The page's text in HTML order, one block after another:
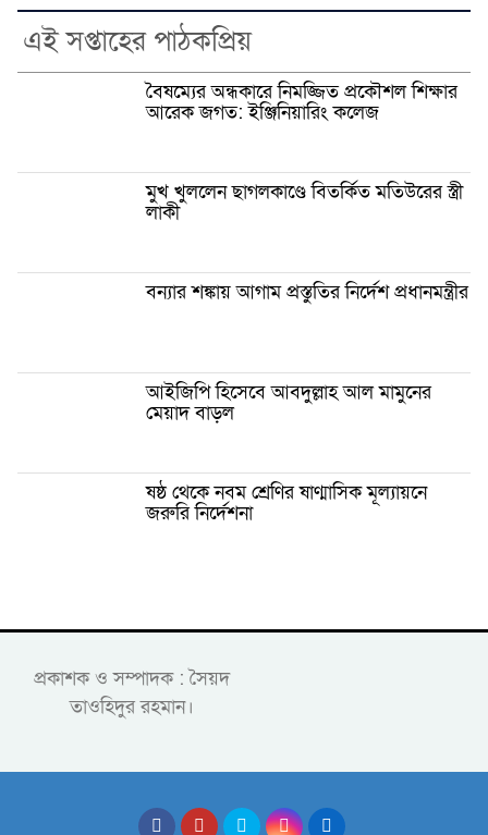
এই সপ্তাহের পাঠকপ্রিয়
বৈষম্যের অন্ধকারে নিমজ্জিত প্রকৌশল শিক্ষার
আরেক জগত: ইঞ্জিনিয়ারিং কলেজ
মুখ খুললেন ছাগলকাণ্ডে বিতর্কিত মতিউরের স্ত্রী
লাকী
বন্যার শঙ্কায় আগাম প্রস্তুতির নির্দেশ প্রধানমন্ত্রীর
আইজিপি হিসেবে আবদুল্লাহ আল মামুনের
মেয়াদ বাড়ল
ষষ্ঠ থেকে নবম শ্রেণির ষাণ্মাসিক মূল্যায়নে
জরুরি নির্দেশনা
প্রকাশক ও সম্পাদক : সৈয়দ
তাওহিদুর রহমান।